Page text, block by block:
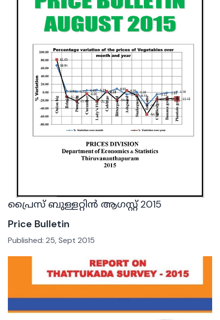
പ്രൈസ് ബുള്ളറ്റിൻ ആഗസ്റ്റ് 2015
Price Bulletin
Published: 25, Sept 2015